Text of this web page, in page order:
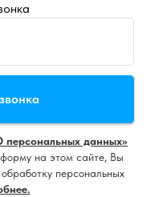
данных»
на этом сайте, Вы
персональных
вы даете
мы онлайн!